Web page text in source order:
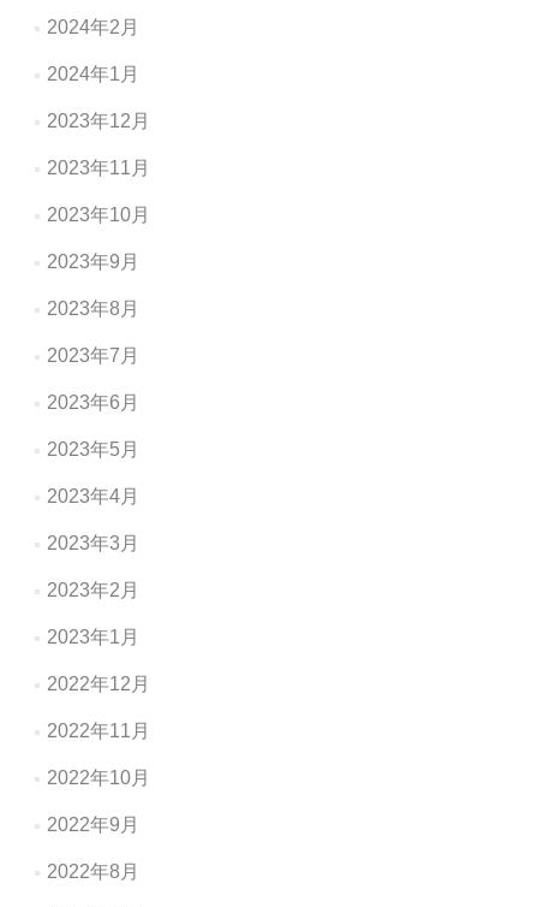
2024年2月
2024年1月
2023年12月
2023年11月
2023年10月
2023年9月
2023年8月
2023年7月
2023年6月
2023年5月
2023年4月
2023年3月
2023年2月
2023年1月
2022年12月
2022年11月
2022年10月
2022年9月
2022年8月